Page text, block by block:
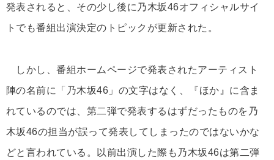
発表されると、その少し後に乃木坂46オフィシャルサイ
トでも番組出演決定のトピックが更新された。
しかし、番組ホームページで発表されたアーティスト
陣の名前に「乃木坂46」の文字はなく、『ほか』に含ま
れているのでは、第二弾で発表するはずだったものを乃
木坂46の担当が誤って発表してしまったのではないかな
どと言われている。以前出演した際も乃木坂46は第二弾